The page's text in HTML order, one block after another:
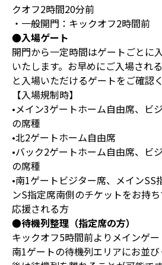
クオフ2時間20分前
・一般開門：キックオフ2時間前
●入場ゲート
開門から一定時間はゲートごとに
いたします。お早めにご入場され
と入場いただけるゲートをご確認
【入場規制時】
•メイン3ゲートホーム自由席、ビ
の席種
•北2ゲートホーム自由席
•バック2ゲートホーム自由席、ビ
の席種
•南1ゲートビジター席、メインSS
ンS指定席南側のチケットをお持
応援される方
●待機列整理（指定席の方）
キックオフ5時間前よりメインゲー
南1ゲートの待機列エリアにお並